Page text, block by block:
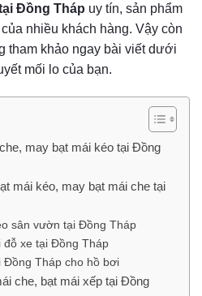
Đồng Tháp uy tín, sản phẩm
nhiều khách hàng. Vậy còn
tham khảo ngay bài viết dưới
mối lo của bạn.
may bạt mái kéo tại Đồng
mái kéo, may bạt mái che tại
sân vườn tại Đồng Tháp
đỗ xe tại Đồng Tháp
Đồng Tháp cho hồ bơi
che, bạt mái xếp tại Đồng